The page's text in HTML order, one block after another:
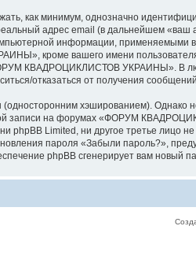
как минимум, однозначно
адрес email (в дальнейшем
информации, применяемыми
кроме вашего имени пользователя,
КВАДРОЦИКЛИСТОВ УКРАИНЫ». В
отказаться от получения
хэшированием). Однако
записи на форумах «ФОРУМ
Limited, ни другое третье лицо не
пароля «Забыли пароль?»,
phpBB сгенерирует вам новый